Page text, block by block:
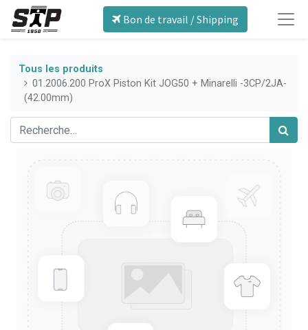
Bon de travail / Shipping
Tous les produits
01.2006.200 ProX Piston Kit JOG50 + Minarelli -3CP/2JA-
(42.00mm)